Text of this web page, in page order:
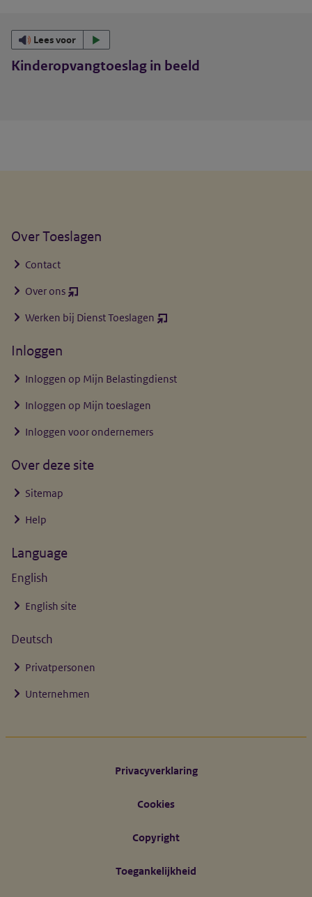
Lees voor
Kinderopvangtoeslag in beeld
Over Toeslagen
Contact
Over ons (opent
venster)
Werken bij Dienst Toeslagen (opent
Inloggen
Inloggen op Mijn Belastingdienst
Inloggen op Mijn toeslagen
Inloggen voor ondernemers
Over deze site
Sitemap
Help
Language
English
English site
Deutsch
Privatpersonen
Unternehmen
Privacyverklaring
Cookies
Copyright
Toegankelijkheid